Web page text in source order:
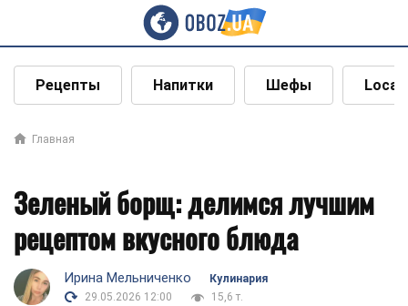
Рецепты Напитки Шефы Local
Главная
Зеленый борщ: делимся лучшим
рецептом вкусного блюда
Ирина Мельниченко
Кулинария
29.05.2026 12:00
15,6 т.